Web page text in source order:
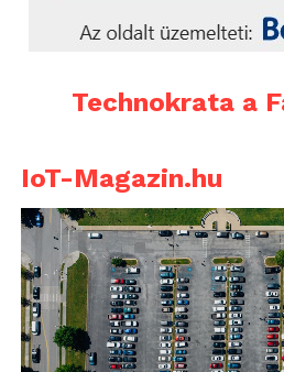
Technokrata a
IoT-Magazin.hu